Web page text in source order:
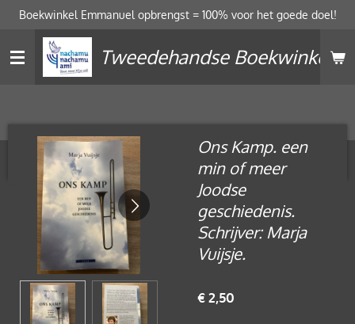
Ga
naar
hoofdinhoud
Tweedehandse Boekwinkel
Boekwinkel Emmanuel opbrengst = 100% voor het goede doel!
Ons Kamp. een
min of meer
Joodse
geschiedenis.
Schrijver: Marja
Vuijsje.
€ 2,50